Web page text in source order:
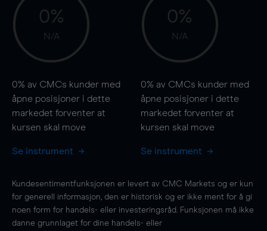
0%
N/A
0% av CMCs kunder med
åpne posisjoner i dette
markedet forventer at
kursen skal move
Se instrument
0%
N/A
0% av CMCs kunder med
åpne posisjoner i dette
markedet forventer at
kursen skal move
Se instrument
Kundesentimentfunksjonen er levert av CMC Markets og er kun
for generell informasjon, den er historisk og er ikke ment for å gi
noen form for handels- eller investeringsråd. Funksjonen må ikke
danne grunnlaget for dine handels- eller